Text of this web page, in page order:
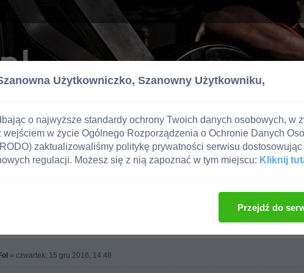
» czwartek, 15 gru 2016, 14:48
Użytkowniczko, Szanowny Użytkowniku,
o najwyższe standardy ochrony Twoich danych osobowych, w
wejściem w życie Ogólnego Rozporządzenia o Ochronie Danych
zaktualizowaliśmy politykę prywatności serwisu
regulacji. Możesz się z nią zapoznać w tym miejscu: Kliknij
Przejdź do